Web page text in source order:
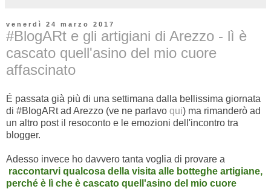
venerdì 24 marzo 2017
#BlogARt e gli artigiani di Arezzo - lì è
cascato quell'asino del mio cuore
affascinato
É passata già più di una settimana dalla bellissima giornata
di #BlogARt ad Arezzo (ve ne parlavo qui) ma rimanderò ad
un altro post il resoconto e le emozioni dell'incontro tra
blogger.
Adesso invece ho davvero tanta voglia di provare a
raccontarvi qualcosa della visita alle botteghe artigiane,
perché è lì che è cascato quell'asino del mio cuore